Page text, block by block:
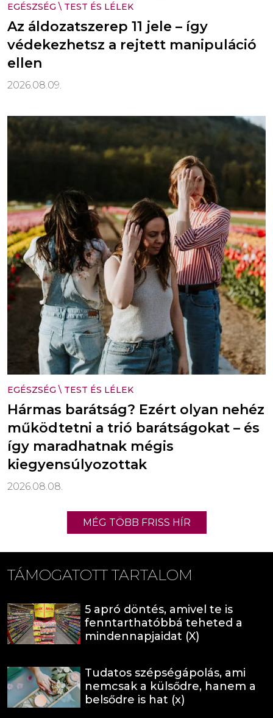
EGÉSZSÉG \ TEST ÉS LÉLEK
Az áldozatszerep 11 jele – így
védekezhetsz a rejtett manipuláció
ellen
2026.08.09.
EGÉSZSÉG \ TEST ÉS LÉLEK
Hármas barátság? Ezért olyan nehéz
működtetni a trió barátságokat – és
így maradhatnak mégis
kiegyensúlyozottak
2026.08.08.
MÉG TÖBB FRISS HÍR
TÁMOGATOTT TARTALOM
5 apró döntés, amivel te is
fenntarthatóbbá teheted a
mindennapjaidat (X)
Tudatos szépségápolás, ami
nemcsak a külsődre, hanem a
belsődre is hat (x)